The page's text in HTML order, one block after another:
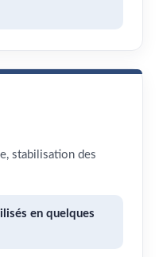
stabilisation des
en quelques